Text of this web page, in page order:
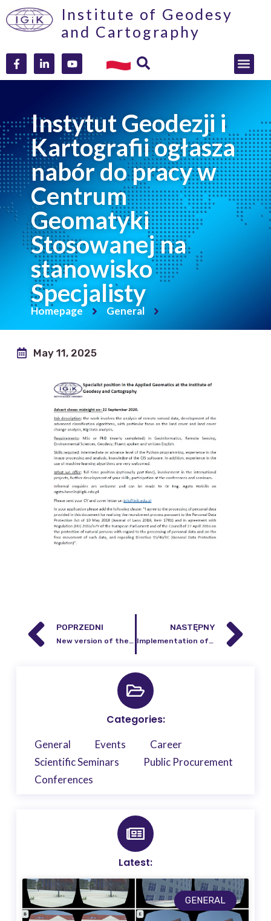
Institute of Geodesy
and Cartography
Instytut Geodezji i
Kartografii ogłasza
nabór do pracy w
Centrum
Geomatyki
Stosowanej na
stanowisko
Specjalisty
Homepage General
May 11, 2025
POPRZEDNI
New version of the Digital Library of the Institute of Geodesy and Cartography
NASTĘPNY
Implementation of Smart Villages concept in mazowieckie voivodeship
Categories:
General Events
Career
Scientific Seminars
Public Procurement
Conferences
Latest:
GENERAL